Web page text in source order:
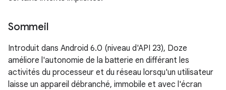
Sommeil
Introduit dans Android 6.0 (niveau d'API 23), Doze
améliore l'autonomie de la batterie en différant les
activités du processeur et du réseau lorsqu'un utilisateur
laisse un appareil débranché, immobile et avec l'écran